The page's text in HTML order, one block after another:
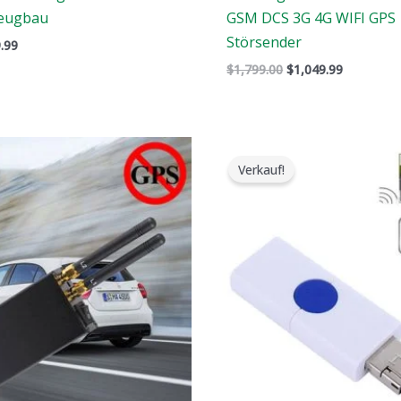
GSM DCS 3G 4G WIFI GPS
Störsender
$1,799.00 $1,049.99
aktuelle
Preis
ist:
$89.58.
Verkauf!
Preis